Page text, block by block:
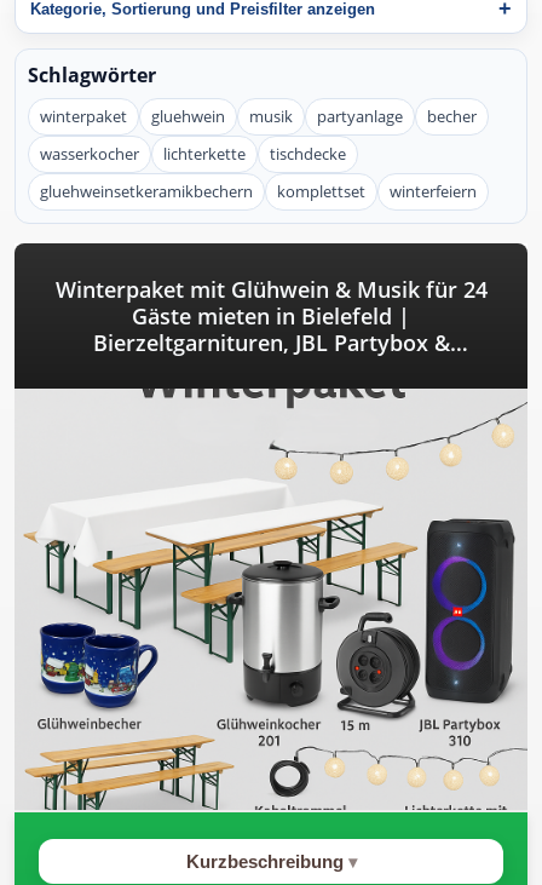
Kategorie, Sortierung und Preisfilter anzeigen
Schlagwörter
winterpaket gluehwein musik partyanlage
becher
wasserkocher
lichterkette
tischdecke
gluehweinsetkeramikbechern
komplettset winterfeiern
Winterpaket mit Glühwein & Musik für 24
Gäste mieten in Bielefeld |
Bierzeltgarnituren, JBL Partybox &
Kurzbeschreibung